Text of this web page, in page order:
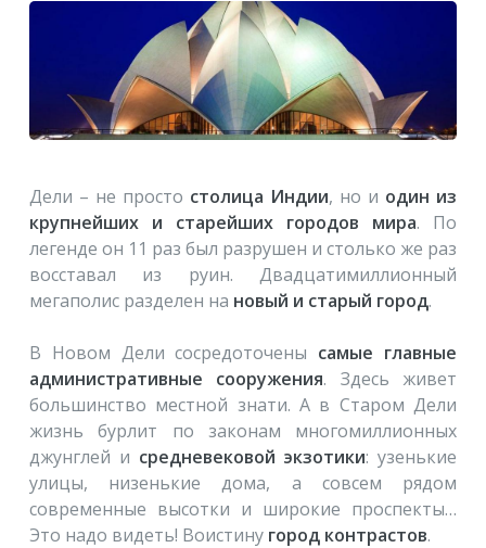
Дели – не просто столица Индии, но и один из
крупнейших и старейших городов мира. По
легенде он 11 раз был разрушен и столько же раз
восставал из руин. Двадцатимиллионный
мегаполис разделен на новый и старый город.
В Новом Дели сосредоточены самые главные
административные сооружения. Здесь живет
большинство местной знати. А в Старом Дели
жизнь бурлит по законам многомиллионных
джунглей и средневековой экзотики: узенькие
улицы, низенькие дома, а совсем рядом
современные высотки и широкие проспекты…
Это надо видеть! Воистину город контрастов.